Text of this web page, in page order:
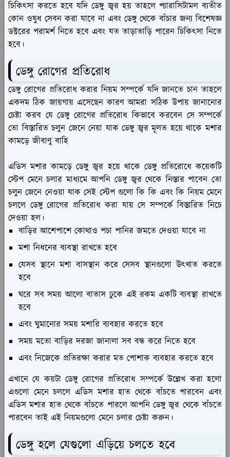
চিকিৎসা করতে হবে যদি ডেঙ্গু জ্বর হয় তাহলে প্যারাসিটামল ব্যতীত
কোন ওষুধ সেবন করা যাবে না এবং ডেঙ্গু থেকে বাঁচার জন্য বিশেষজ্ঞ
ডক্টরের পরামর্শ নিতে হবে এবং যত তাড়াতাড়ি পারেন চিকিৎসা নিতে
হবে।
ডেঙ্গু রোগের প্রতিরোধ
ডেঙ্গু রোগের প্রতিরোধ করার নিয়ম সম্পর্কে যদি জানতে চান তাহলে
একদম ঠিক জায়গায় এসেছেন কারণ আমরা সঠিক উপায় জানানোর
চেষ্টা করব যে ডেঙ্গু রোগের প্রতিরোধ কিভাবে করবেন সে সম্পর্কে
তো বিস্তারিত চলুন জেনে নেয়া যাক ডেঙ্গু জ্বর মূলত হয়ে থাকে মশার
কামড়ে জীবাণু বাহি
এডিস মশার কামড়ে ডেঙ্গু জ্বর হয়ে থাকে ডেঙ্গু প্রতিরোধে কয়েকটি
স্টেপ মেনে চলার মাধ্যমে আপনি ডেঙ্গু জ্বর থেকে নিস্তার পাবেন তো
চলুন জেনে নেওয়া যাক সেই স্টেপ গুলো কি কি এবং কি নিয়ম মেনে
চললে ডেঙ্গু রোগের প্রতিরোধ করা যায় সে সম্পর্কে বিস্তারিত নিচে
দেওয়া হল।
বাড়ির আশেপাশে কোথাও পচা পানির জমতে দেওয়া যাবে না
মশা নিধনের ব্যবস্থা রাখতে হবে
যেসব স্থানে মশা বাসস্থান করে সেসব স্থানগুলো উৎখাত করতে
হবে
ঘরে সব সময় আলো বাতাস ঢুকে এই রকম একটি ব্যবস্থা রাখতে
হবে
এবং ঘুমানোর সময় মশারি ব্যবহার করতে হবে
সময় মতো বাড়ির দরজা জানালা সব বন্ধ করে নিতে হবে
এবং নিজেকে প্রতিরক্ষা করার মত পোশাক ব্যবহার করতে হবে
এখানে যে কয়টা ডেঙ্গু রোগের প্রতিরোধ সম্পর্কে উল্লেখ করা হলো
এগুলো মেনে চললে এডিস মশার হাত থেকে বাঁচতে পারবেন এবং
এডিস মশার হাত থেকে বাঁচতে পারলে আপনি ডেঙ্গু জ্বর থেকে বাঁচতে
পারবেন তাই এই নিয়মগুলো মেনে চলার চেষ্টা করুন।
ডেঙ্গু হলে যেগুলো এড়িয়ে চলতে হবে